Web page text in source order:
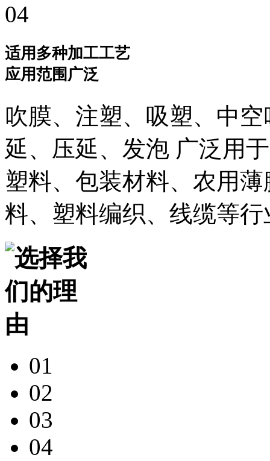
04
适用多种加工工艺
应用范围广泛
吹膜、注塑、吸塑、中
延、压延、发泡 广泛用
塑料、包装材料、农用
料、塑料编织、线缆等行
01
02
03
04